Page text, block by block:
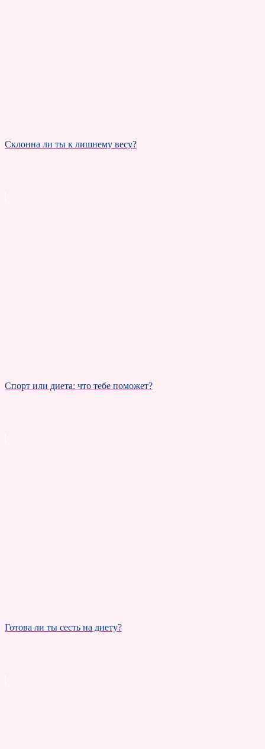
Склонна ли ты к лишнему весу?
Спорт или диета: что тебе поможет?
Готова ли ты сесть на диету?